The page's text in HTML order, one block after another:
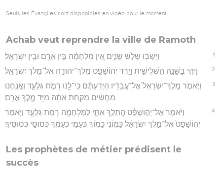
Seuls les Évangiles sont disponibles en vidéo pour le moment.
Achab veut reprendre la ville de Ramoth
1 וַיֵּשְׁב֖וּ שָׁלֹ֣שׁ שָׁנִ֑ים אֵ֚ין מִלְחָמָ֔ה בֵּ֥ין אֲרָ֖ם וּבֵ֥ין יִשְׂרָאֵֽל׃
2 וַיְהִ֖י בַּשָּׁנָ֣ה הַשְּׁלִישִׁ֑ית וַיֵּ֛רֶד יְהוֹשָׁפָ֥ט מֶֽלֶךְ־יְהוּדָ֖ה אֶל־מֶ֥לֶךְ יִשְׂרָאֵֽל׃
3
וַיֹּ֤אמֶר מֶֽלֶךְ־יִשְׂרָאֵל֙ אֶל־עֲבָדָ֔יו הַיְדַעְתֶּ֕ם כִּֽי־לָ֖נוּ רָמֹ֣ת גִּלְעָ֑ד וַאֲנַ֣חְנוּ
מַחְשִׁ֔ים מִקַּ֣חַת אֹתָ֔הּ מִיַּ֖ד מֶ֥לֶךְ אֲרָֽם׃
4
וַיֹּ֙אמֶר֙ אֶל־יְה֣וֹשָׁפָ֔ט הֲתֵלֵ֥ךְ אִתִּ֛י לַמִּלְחָמָ֖ה רָמֹ֣ת גִּלְעָ֑ד וַיֹּ֤אמֶר
יְהֽוֹשָׁפָט֙ אֶל־מֶ֣לֶךְ יִשְׂרָאֵ֔ל כָּמ֧וֹנִי כָמ֛וֹךָ כְּעַמִּ֥י כְעַמֶּ֖ךָ כְּסוּסַ֥י כְּסוּסֶֽיךָ׃
Les prophètes de métier prédisent le
succès